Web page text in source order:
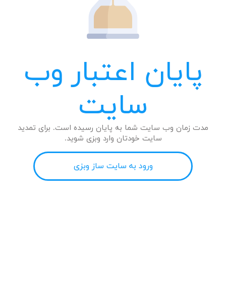
پایان اعتبار وب
سایت
مدت زمان وب سایت شما به پایان رسیده است. برای تمدید
سایت خودتان وارد وبزی شوید.
ورود به سایت ساز وبزی